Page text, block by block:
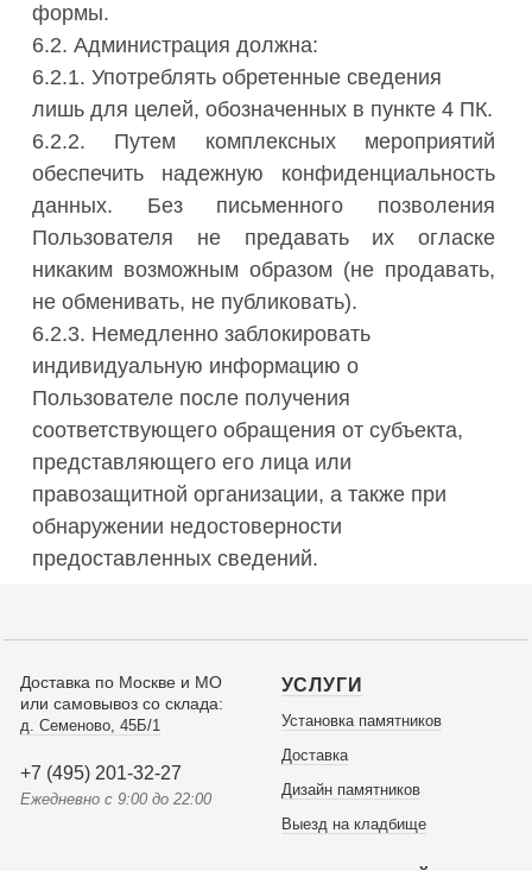
формы.
6.2. Администрация должна:
6.2.1. Употреблять обретенные сведения
лишь для целей, обозначенных в пункте 4 ПК.
6.2.2. Путем комплексных мероприятий
обеспечить надежную конфиденциальность
данных. Без письменного позволения
Пользователя не предавать их огласке
никаким возможным образом (не продавать,
не обменивать, не публиковать).
6.2.3. Немедленно заблокировать
индивидуальную информацию о
Пользователе после получения
соответствующего обращения от субъекта,
представляющего его лица или
правозащитной организации, а также при
обнаружении недостоверности
предоставленных сведений.
Доставка по Москве и МО
или самовывоз со склада:
д. Семеново, 45Б/1
+7 (495) 201-32-27
Ежедневно с 9:00 до 22:00
УСЛУГИ
Установка памятников
Доставка
Дизайн памятников
Выезд на кладбище